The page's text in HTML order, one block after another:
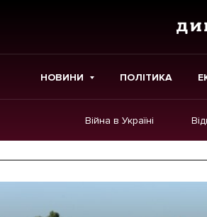
НОВИНИ ПОЛІТИКА
Війна в Україні